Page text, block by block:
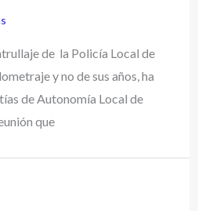
de la Policía Local de
y no de sus años, ha
de Autonomía Local de
que